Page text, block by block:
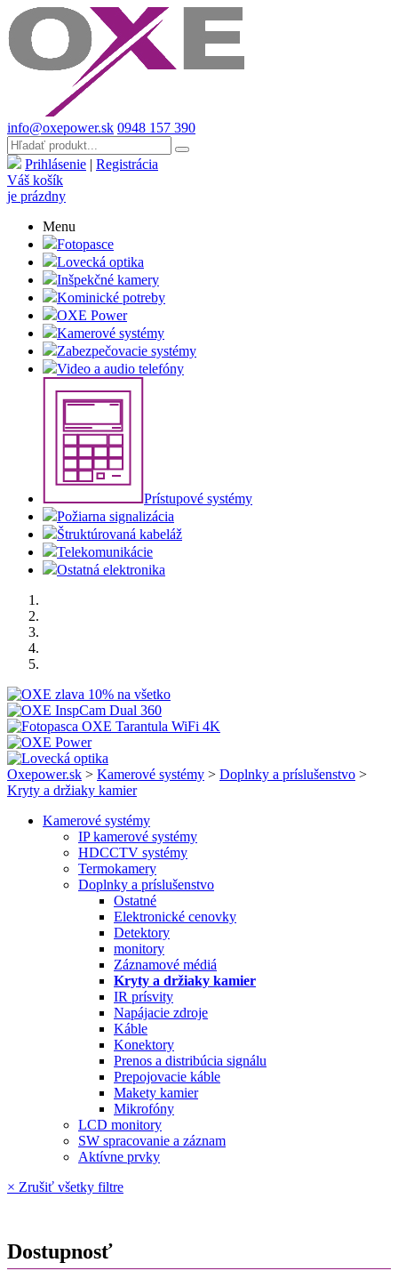
info@oxepower.sk 0948 157 390
Prihlásenie | Registrácia
Váš košík
je prázdny
Menu
Fotopasce
Lovecká optika
Inšpekčné kamery
Kominické potreby
OXE Power
Kamerové systémy
Zabezpečovacie systémy
Video a audio telefóny
Prístupové systémy
Požiarna signalizácia
Štruktúrovaná kabeláž
Telekomunikácie
Ostatná elektronika
Oxepower.sk > Kamerové systémy > Doplnky a príslušenstvo >
Kryty a držiaky kamier
Kamerové systémy
IP kamerové systémy
HDCCTV systémy
Termokamery
Doplnky a príslušenstvo
Ostatné
Elektronické cenovky
Detektory
monitory
Záznamové médiá
Kryty a držiaky kamier
IR prísvity
Napájacie zdroje
Káble
Konektory
Prenos a distribúcia signálu
Prepojovacie káble
Makety kamier
Mikrofóny
LCD monitory
SW spracovanie a záznam
Aktívne prvky
× Zrušiť všetky filtre
Dostupnosť